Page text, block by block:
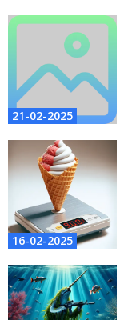
21-02-2025
16-02-2025